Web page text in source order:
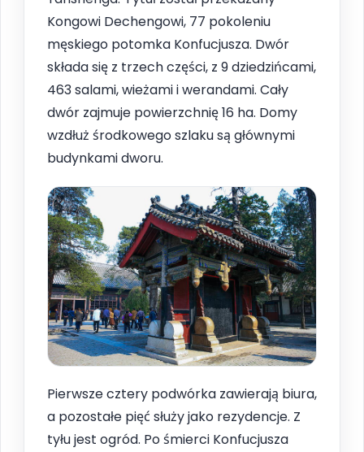
Kongowi Dechengowi, 77 pokoleniu
męskiego potomka Konfucjusza. Dwór
składa się z trzech części, z 9 dziedzińcami,
463 salami, wieżami i werandami. Cały
dwór zajmuje powierzchnię 16 ha. Domy
wzdłuż środkowego szlaku są głównymi
budynkami dworu.
Pierwsze cztery podwórka zawierają biura,
a pozostałe pięć służy jako rezydencje. Z
tyłu jest ogród. Po śmierci Konfucjusza